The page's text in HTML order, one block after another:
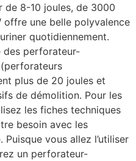
8-10 joules, de 3000
une belle polyvalence
quotidiennement.
des perforateur-
plus de 20 joules et
de démolition. Pour les
les fiches techniques
besoin avec les
vous allez l’utiliser
un perforateur-